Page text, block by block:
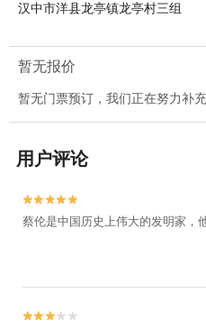
汉中市洋县龙亭镇龙亭村三组
暂无报价
暂无门票预订，我们正在努力补充
用户评论


蔡伦是中国历史上伟大的发明家，

